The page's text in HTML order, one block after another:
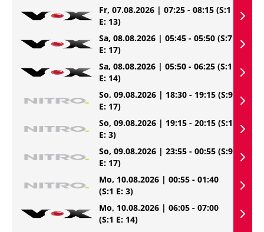
Fr, 07.08.2026 | 07:25 - 08:15 (S:1
E: 13)
Sa, 08.08.2026 | 05:45 - 05:50 (S:7
E: 17)
Sa, 08.08.2026 | 05:50 - 06:25 (S:1
E: 14)
So, 09.08.2026 | 18:30 - 19:15 (S:9
E: 17)
So, 09.08.2026 | 19:15 - 20:15 (S:1
E: 3)
So, 09.08.2026 | 23:55 - 00:55 (S:9
E: 17)
Mo, 10.08.2026 | 00:55 - 01:40
(S:1 E: 3)
Mo, 10.08.2026 | 06:05 - 07:00
(S:1 E: 14)